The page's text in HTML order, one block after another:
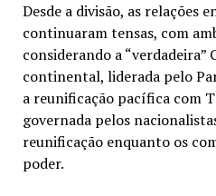
Desde a divisão, as relações
continuaram tensas, com
considerando a “verdadeira”
continental, liderada pelo
a reunificação pacífica com
governada pelos
reunificação enquanto os
poder.